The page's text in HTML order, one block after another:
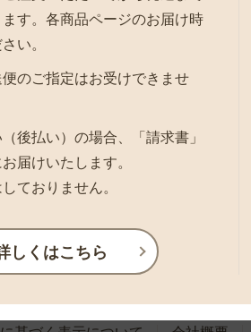
す。各商品ページのお届け時
い。
のご指定はお受けできませ
後払い）の場合、「請求書」
届けいたします。
ておりません。
しくはこちら